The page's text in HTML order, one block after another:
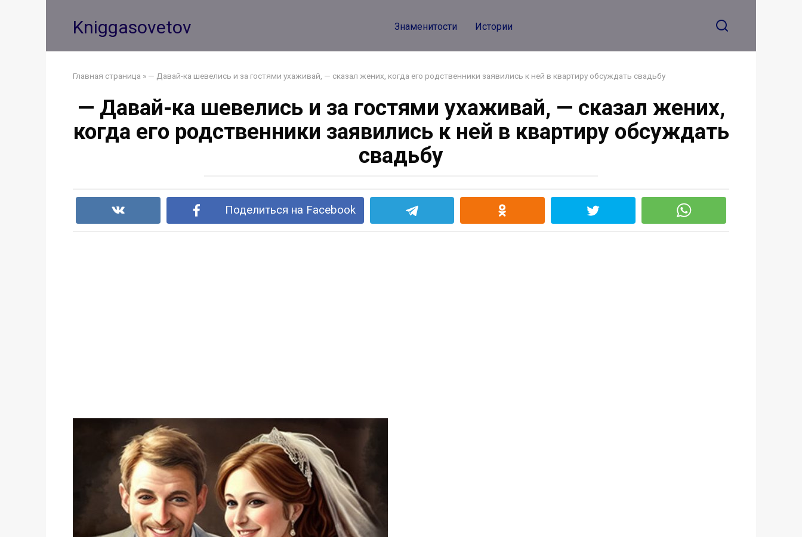
Kniggasovetov Знаменитости Истории
Главная страница » — Давай-ка шевелись и за гостями ухаживай, — сказал жених, когда его родственники заявились к ней в квартиру обсуждать свадьбу
— Давай-ка шевелись и за гостями ухаживай, — сказал жених,
когда его родственники заявились к ней в квартиру обсуждать
свадьбу
Поделиться на Facebook